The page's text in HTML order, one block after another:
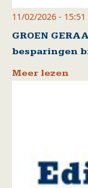
11/02/2026 - 15:51
GROEN
besparingen
Meer lezen